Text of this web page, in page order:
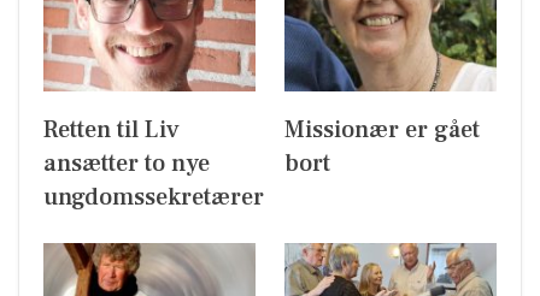
Retten til Liv
ansætter to nye
ungdomssekretærer
Missionær er gået
bort